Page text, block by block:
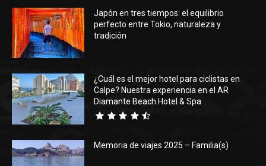
Japón en tres tiempos: el equilibrio
perfecto entre Tokio, naturaleza y
tradición
¿Cuál es el mejor hotel para ciclistas en
Calpe? Nuestra experiencia en el AR
Diamante Beach Hotel & Spa
Memoria de viajes 2025 – Familia(s)